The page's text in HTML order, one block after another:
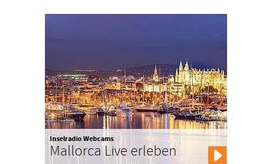
Inselradio Webcams
Mallorca Live erleben